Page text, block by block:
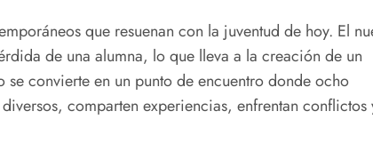
que resuenan con la juventud de hoy. El
de una alumna, lo que lleva a la creación de un
convierte en un punto de encuentro donde ocho
comparten experiencias, enfrentan conflictos